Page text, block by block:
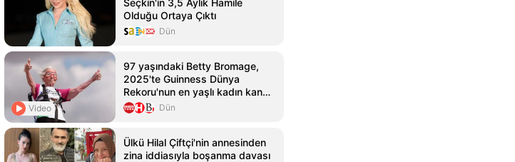
haberler.com
Seçkin'in 3,5 Aylık Hamile
Olduğu Ortaya Çıktı
Dün
Video
97 yaşındaki Betty Bromage,
2025'te Guinness Dünya
Rekoru'nun en yaşlı kadın kanat
yürüyüşçüsüne sahip oldu
Dün
Ülkü Hilal Çiftçi'nin annesinden
zina iddiasıyla boşanma davası